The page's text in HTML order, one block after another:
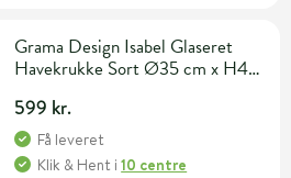
Grama Design Isabel Glaseret
Havekrukke Sort Ø35 cm x H40
599 kr.
Få leveret
Klik & Hent i10 centre